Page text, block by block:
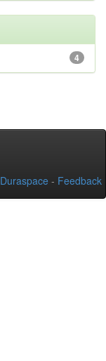
4
Duraspace - Feedback